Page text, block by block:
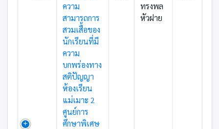
ความ
สามารถการ
สวมเสื้อของ
นักเรียนที่มี
ความ
บกพร่องทาง
สติปัญญา
ห้องเรียน
แม่เมาะ 2
ศูนย์การ
ศึกษาพิเศษ
ทรงพล
หัวฝาย